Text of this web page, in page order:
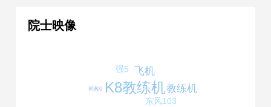
1979年1月1日
院士映像
K8教练机
飞机
教练机
东风103
强5
初教6